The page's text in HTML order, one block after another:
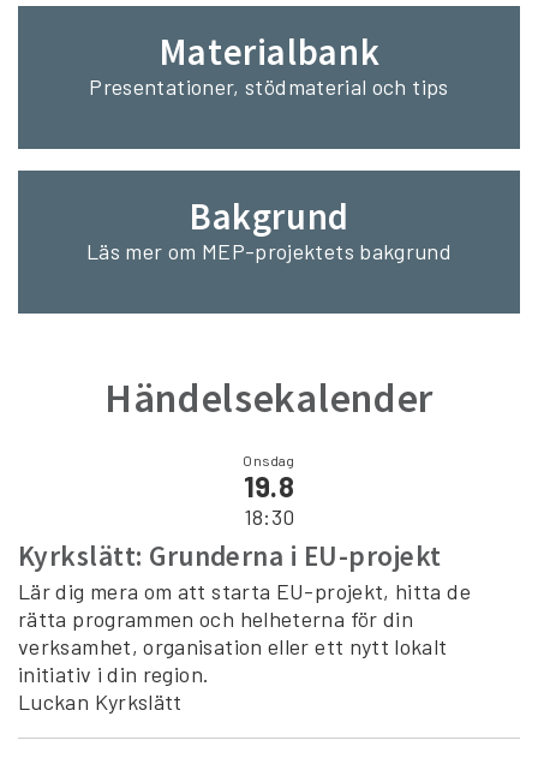
Materialbank
Presentationer, stödmaterial och tips
Bakgrund
Läs mer om MEP-projektets bakgrund
Händelsekalender
Onsdag
19.8
18:30
Kyrkslätt: Grunderna i EU-projekt
Lär dig mera om att starta EU-projekt, hitta de
rätta programmen och helheterna för din
verksamhet, organisation eller ett nytt lokalt
initiativ i din region.
Luckan Kyrkslätt